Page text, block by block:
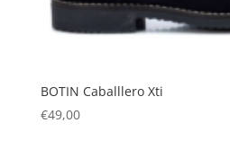
BOTIN Caballlero Xti
€49,00